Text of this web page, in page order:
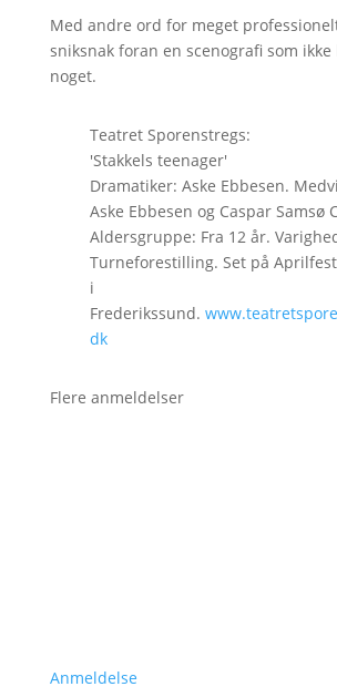
Med andre ord for meget
sniksnak foran en scenografi som
noget.
Teatret Sporenstregs:
'Stakkels teenager'
Dramatiker: Aske Ebbesen.
Aske Ebbesen og Caspar Samsø
Aldersgruppe: Fra 12 år.
Turneforestilling. Set på
i
Frederikssund.
dk
Flere anmeldelser
Anmeldelse